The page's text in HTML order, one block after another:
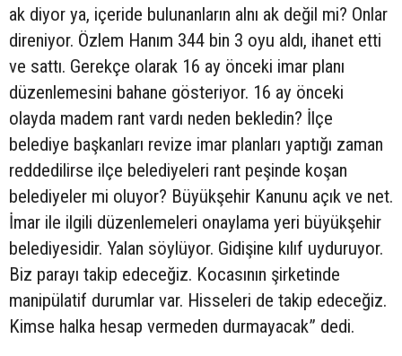
ak diyor ya, içeride bulunanların alnı ak değil mi? Onlar
direniyor. Özlem Hanım 344 bin 3 oyu aldı, ihanet etti
ve sattı. Gerekçe olarak 16 ay önceki imar planı
düzenlemesini bahane gösteriyor. 16 ay önceki
olayda madem rant vardı neden bekledin? İlçe
belediye başkanları revize imar planları yaptığı zaman
reddedilirse ilçe belediyeleri rant peşinde koşan
belediyeler mi oluyor? Büyükşehir Kanunu açık ve net.
İmar ile ilgili düzenlemeleri onaylama yeri büyükşehir
belediyesidir. Yalan söylüyor. Gidişine kılıf uyduruyor.
Biz parayı takip edeceğiz. Kocasının şirketinde
manipülatif durumlar var. Hisseleri de takip edeceğiz.
Kimse halka hesap vermeden durmayacak” dedi.